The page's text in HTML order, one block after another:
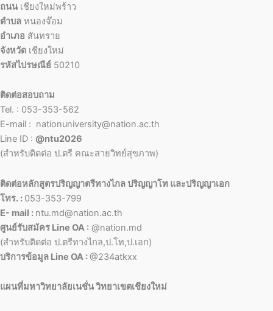
ถนน เชียงใหม่พร้าว
ตำบล หนองจ๊อม
อำเภอ สันทราย
จังหวัด เชียงใหม่
รหัสไปรษณีย์ 50210
ติดต่อสอบถาม
Tel. : 053-353-562
E-mail : nationuniversity@nation.ac.th
Line ID : @ntu2026
(สำหรับติดต่อ ป.ตรี คณะสายวิทย์สุขภาพ)
ติดต่อหลักสูตรปริญญาตรีทางไกล ปริญญาโท และปริญญาเอก
โทร. : 053-353-799
E- mail : ntu.md@nation.ac.th
ศูนย์รับสมัคร Line OA : @nation.md
(สำหรับติดต่อ ป.ตรีทางไกล,ป.โท,ป.เอก)
บริการข้อมูล Line OA :@234atkxx
แผนที่มหาวิทยาลัยเนชั่น วิทยาเขตเชียงใหม่